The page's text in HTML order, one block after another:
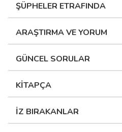
ŞÜPHELER ETRAFINDA
ARAŞTIRMA VE YORUM
GÜNCEL SORULAR
KİTAPÇA
İZ BIRAKANLAR